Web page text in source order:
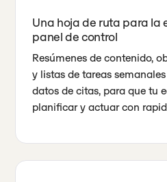
Una hoja de ruta para la
panel de control
Resúmenes de contenido,
y listas de tareas
datos de citas, para que tu
planificar y actuar con